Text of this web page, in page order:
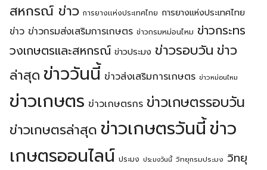
for:
Search
สหกรณ์ ข่าว การยางเเห่งประเทศไทย การยางแห่งประเทศไทย
ข่าว ข่าวกรมส่งเสริมการเกษตร ข่าวกรมหม่อนไหม ข่าวกระทร
วงเกษตรเเละสหกรณ์ ข่าวประมง ข่าวรอบวัน ข่าว
ล่าสุด ข่าววันนี้ ข่าวส่งเสริมการเกษตร ข่าวหม่อนไหม
ข่าวเกษตร ข่าวเกษตรกร ข่าวเกษตรรอบวัน
ข่าวเกษตรล่าสุด ข่าวเกษตรวันนี้ ข่าว
เกษตรออนไลน์ ประมง ประมงวันนี้ วิทยุกรมประมง วิทยุ